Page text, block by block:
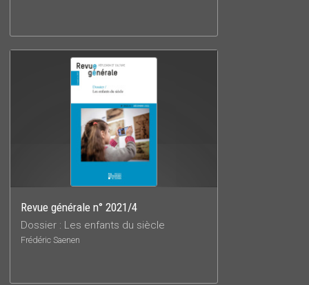
Revue générale n° 2021/4
Dossier : Les enfants du siècle
Frédéric Saenen